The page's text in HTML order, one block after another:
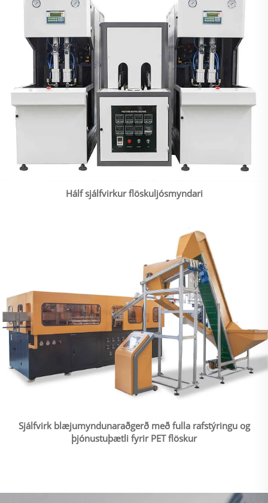
Hálf sjálfvirkur flöskuljósmyndari
Sjálfvirk blæjumyndunaraðgerð með fulla rafstýringu og
þjónustuþætli fyrir PET flöskur